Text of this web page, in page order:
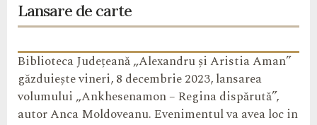
Lansare de carte
Biblioteca Județeană „Alexandru și Aristia Aman”
găzduiește vineri, 8 decembrie 2023, lansarea
volumului „Ankhesenamon – Regina dispărută”,
autor Anca Moldoveanu. Evenimentul va avea loc in